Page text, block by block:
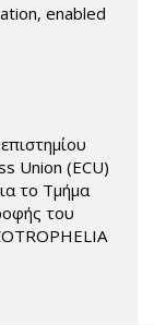
enabled
Union (ECU)
το Τμήμα
του